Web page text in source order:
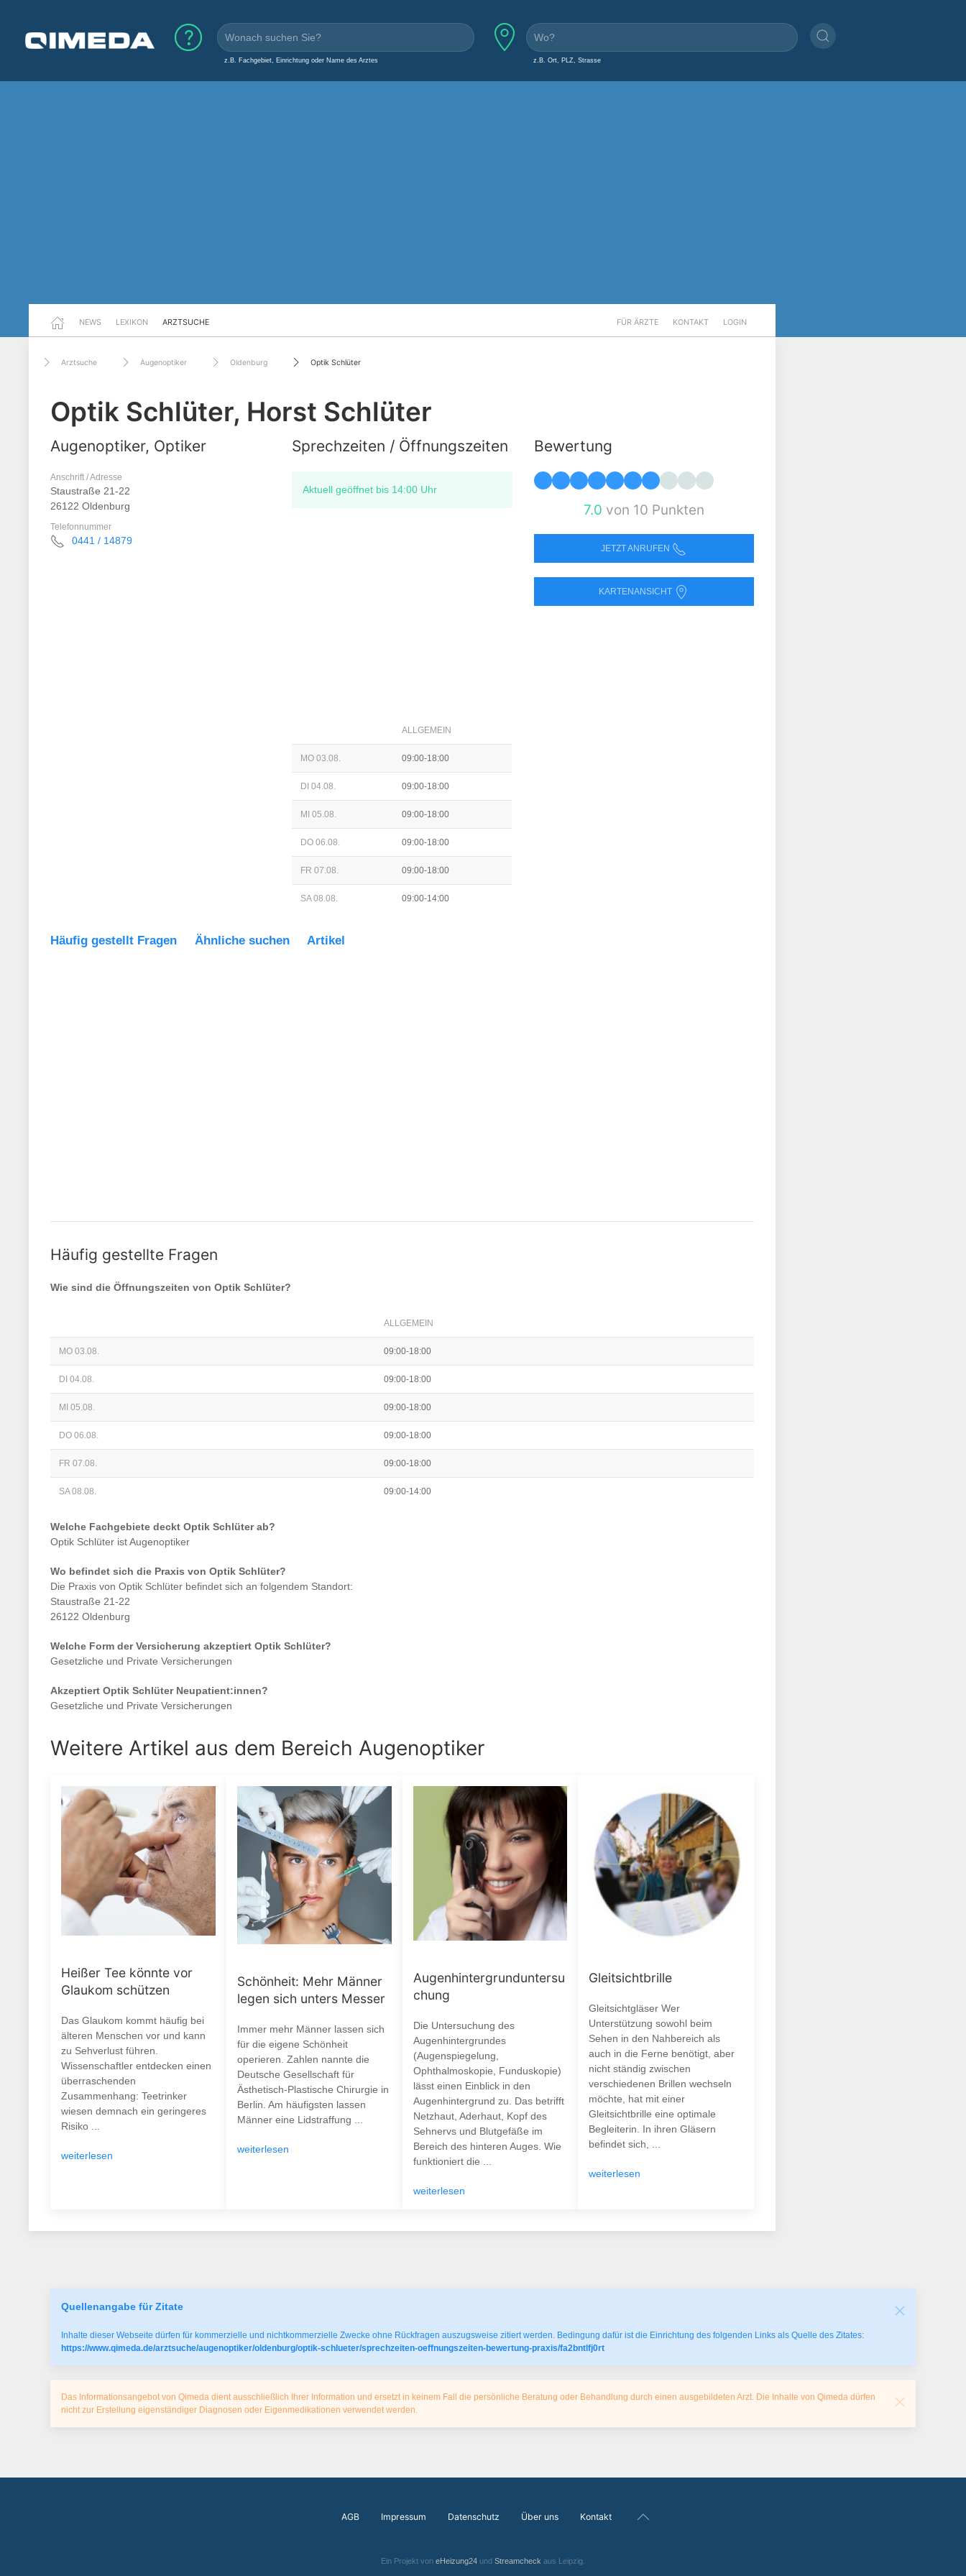
z.B. Fachgebiet, Einrichtung oder Name des Arztes z.B. Ort, PLZ, Strasse
NEWS LEXIKON ARZTSUCHE FÜR ÄRZTE KONTAKT LOGIN
Arztsuche Augenoptiker Oldenburg Optik Schlüter
Optik Schlüter, Horst Schlüter
Augenoptiker, Optiker
Anschrift / Adresse
Staustraße 21-22
26122 Oldenburg
Telefonnummer
0441 / 14879
Sprechzeiten / Öffnungszeiten
Aktuell geöffnet bis 14:00 Uhr
ALLGEMEIN
MO 03.08. 09:00-18:00
DI 04.08. 09:00-18:00
MI 05.08. 09:00-18:00
DO 06.08. 09:00-18:00
FR 07.08. 09:00-18:00
SA 08.08. 09:00-14:00
Bewertung
7.0 von 10 Punkten
JETZT ANRUFEN
KARTENANSICHT
Häufig gestellt Fragen Ähnliche suchen Artikel
Häufig gestellte Fragen
Wie sind die Öffnungszeiten von Optik Schlüter?
ALLGEMEIN
MO 03.08. 09:00-18:00
DI 04.08. 09:00-18:00
MI 05.08. 09:00-18:00
DO 06.08. 09:00-18:00
FR 07.08. 09:00-18:00
SA 08.08. 09:00-14:00
Welche Fachgebiete deckt Optik Schlüterab?
Optik Schlüter istAugenoptiker
Wo befindet sich die Praxis von Optik Schlüter?
Die Praxis von Optik Schlüter befindet sich an folgendem Standort:
Staustraße 21-22
26122 Oldenburg
Welche Form der Versicherung akzeptiert Optik Schlüter?
Gesetzliche und Private Versicherungen
Akzeptiert Optik SchlüterNeupatient:innen?
Gesetzliche und Private Versicherungen
Weitere Artikel aus dem Bereich Augenoptiker
Heißer Tee könnte vor
Glaukom schützen
Das Glaukom kommt häufig bei
älteren Menschen vor und kann
zu Sehverlust führen.
Wissenschaftler entdecken einen
überraschenden
Zusammenhang: Teetrinker
wiesen demnach ein geringeres
Risiko ...
weiterlesen
Schönheit: Mehr Männer
legen sich unters Messer
Immer mehr Männer lassen sich
für die eigene Schönheit
operieren. Zahlen nannte die
Deutsche Gesellschaft für
Ästhetisch-Plastische Chirurgie in
Berlin. Am häufigsten lassen
Männer eine Lidstraffung ...
weiterlesen
Augenhintergrunduntersu
chung
Die Untersuchung des
Augenhintergrundes
(Augenspiegelung,
Ophthalmoskopie, Funduskopie)
lässt einen Einblick in den
Augenhintergrund zu. Das betrifft
Netzhaut, Aderhaut, Kopf des
Sehnervs und Blutgefäße im
Bereich des hinteren Auges. Wie
funktioniert die ...
weiterlesen
Gleitsichtbrille
Gleitsichtgläser Wer
Unterstützung sowohl beim
Sehen in den Nahbereich als
auch in die Ferne benötigt, aber
nicht ständig zwischen
verschiedenen Brillen wechseln
möchte, hat mit einer
Gleitsichtbrille eine optimale
Begleiterin. In ihren Gläsern
befindet sich, ...
weiterlesen
Quellenangabe für Zitate
Inhalte dieser Webseite dürfen für kommerzielle und nichtkommerzielle Zwecke ohne Rückfragen auszugsweise zitiert werden. Bedingung dafür ist die Einrichtung des folgenden Links als Quelle des Zitates:
https://www.qimeda.de/arztsuche/augenoptiker/oldenburg/optik-schlueter/sprechzeiten-oeffnungszeiten-bewertung-praxis/fa2bntlfj0rt
Das Informationsangebot von Qimeda dient ausschließlich Ihrer Information und ersetzt in keinem Fall die persönliche Beratung oder Behandlung durch einen ausgebildeten Arzt. Die Inhalte von Qimeda dürfen
nicht zur Erstellung eigenständiger Diagnosen oder Eigenmedikationen verwendet werden.
AGB Impressum Datenschutz Über uns Kontakt
Ein Projekt von eHeizung24 und Streamcheck aus Leipzig.